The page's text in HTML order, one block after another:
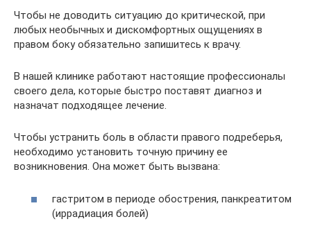
Чтобы не доводить ситуацию до критической, при
любых необычных и дискомфортных ощущениях в
правом боку обязательно запишитесь к врачу.
В нашей клинике работают настоящие профессионалы
своего дела, которые быстро поставят диагноз и
назначат подходящее лечение.
Чтобы устранить боль в области правого подреберья,
необходимо установить точную причину ее
возникновения. Она может быть вызвана:
гастритом в периоде обострения, панкреатитом
(иррадиация болей)